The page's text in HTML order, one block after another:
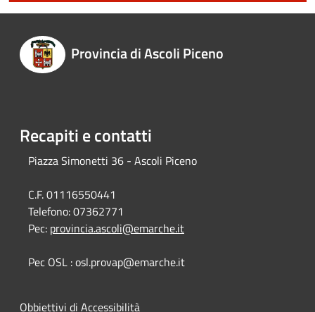
Provincia di Ascoli Piceno
Recapiti e contatti
Piazza Simonetti 36 - Ascoli Piceno
C.F. 01116550441
Telefono:07362771
Pec: provincia.ascoli@emarche.it
Pec OSL : osl.provap@emarche.it
Obbiettivi di Accessibilità